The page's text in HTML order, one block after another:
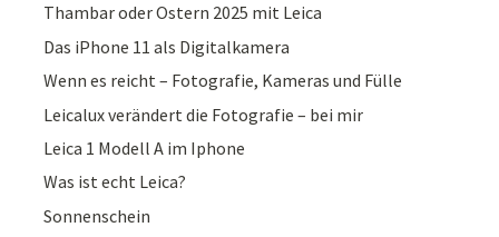
Thambar oder Ostern 2025 mit Leica
Das iPhone 11 als Digitalkamera
Wenn es reicht – Fotografie, Kameras und Fülle
Leicalux verändert die Fotografie – bei mir
Leica 1 Modell A im Iphone
Was ist echt Leica?
Sonnenschein